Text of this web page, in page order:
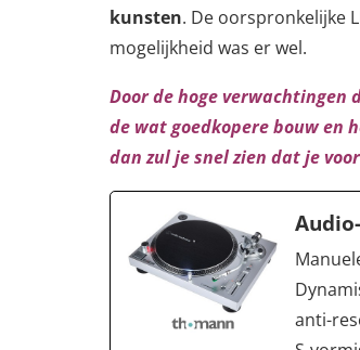
kunsten. De oorspronkelijke
mogelijkheid was er wel.
Door de hoge
de wat goedkopere bouw en
dan zul je snel zien dat je
anti-